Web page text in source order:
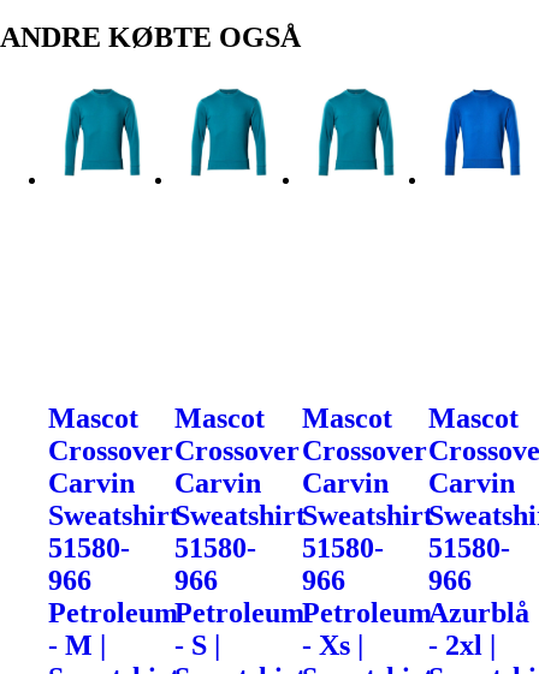
ANDRE KØBTE OGSÅ
Mascot
Crossover
Carvin
Sweatshirt
51580-
966
Petroleum
- M |
Mascot
Crossover
Carvin
Sweatshirt
51580-
966
Petroleum
- S |
Mascot
Crossover
Carvin
Sweatshirt
51580-
966
Petroleum
- Xs |
Mascot
Carvin
51580-
966
Azurblå
- 2xl |